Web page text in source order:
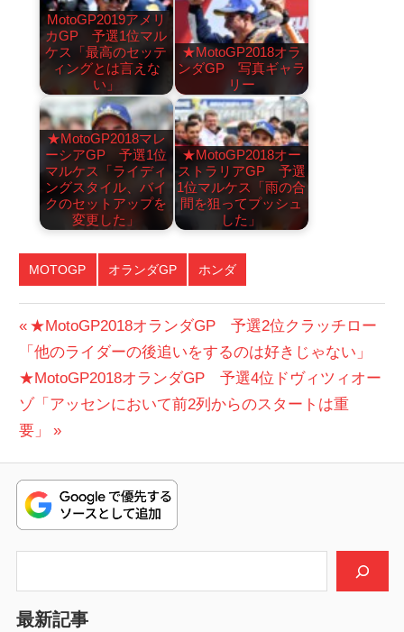
MotoGP2019アメリ
カGP 予選1位マル
ケス「最高のセッテ
ィングとは言えな
い」
★MotoGP2018オラ
ンダGP 写真ギャラ
リー
★MotoGP2018マレ
ーシアGP 予選1位
マルケス「ライディ
ングスタイル、バイ
クのセットアップを
変更した」
★MotoGP2018オー
ストラリアGP 予選
1位マルケス「雨の合
間を狙ってプッシュ
した」
MOTOGP オランダGP ホンダ
投
稿
ナ
ビ
ゲ
ー
ン
前
の
投
稿:
★MotoGP2018オランダGP 予選2位クラッチロー
「他のライダーの後追いをするのは好きじゃない」
次
の
投
★MotoGP2018オランダGP 予選4位ドヴィツィオー
ゾ「アッセンにおいて前2列からのスタートは重
要」
最新記事